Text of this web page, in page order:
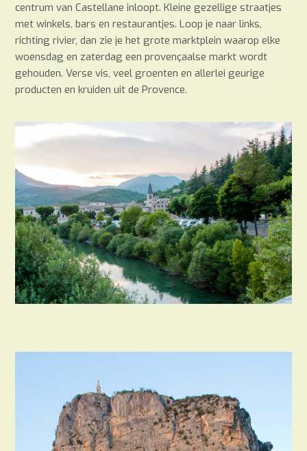
centrum van Castellane inloopt. Kleine gezellige straatjes
met winkels, bars en restaurantjes. Loop je naar links,
richting rivier, dan zie je het grote marktplein waarop elke
woensdag en zaterdag een provençaalse markt wordt
gehouden. Verse vis, veel groenten en allerlei geurige
producten en kruiden uit de Provence.